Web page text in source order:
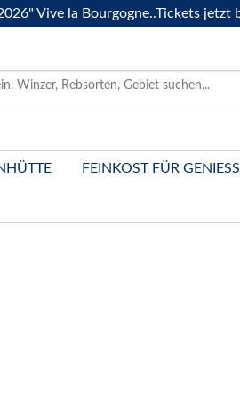
la Bourgogne..Tickets jetzt
FEINKOST FÜR